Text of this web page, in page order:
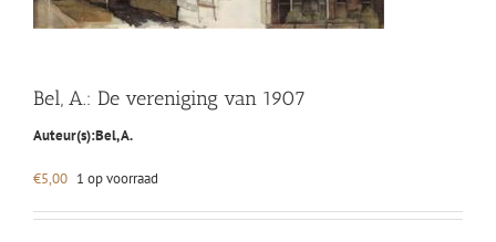
Bel, A.: De vereniging van 1907
Auteur(s):Bel, A.
€5,00 1 op voorraad